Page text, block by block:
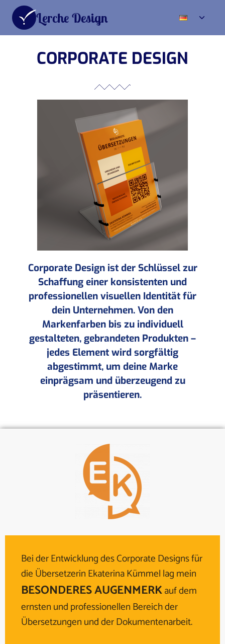
Lerche Design
CORPORATE DESIGN
Corporate Design ist der Schlüssel zur
Schaffung einer konsistenten und
professionellen visuellen Identität für
dein Unternehmen. Von den
Markenfarben bis zu individuell
gestalteten, gebrandeten Produkten –
jedes Element wird sorgfältig
abgestimmt, um deine Marke
einprägsam und überzeugend zu
präsentieren.
Bei der Entwicklung des Corporate Designs für
die Übersetzerin Ekaterina Kümmel lag mein
BESONDERES AUGENMERKauf dem
ernsten und professionellen Bereich der
Übersetzungen und der Dokumentenarbeit.